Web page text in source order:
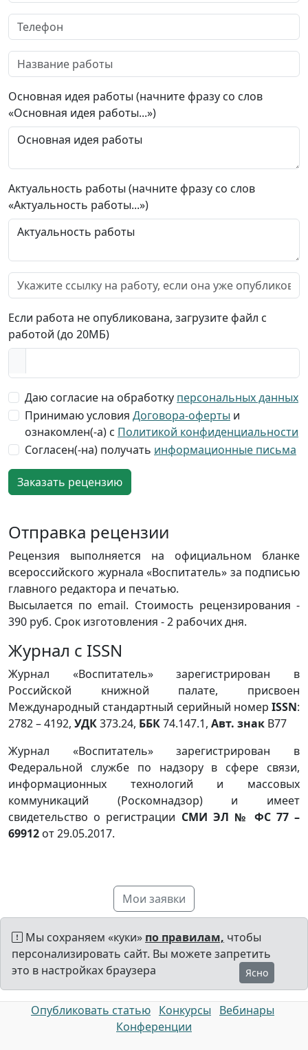
Основная идея работы (начните фразу со слов
«Основная идея работы...»)
Актуальность работы (начните фразу со слов
«Актуальность работы...»)
Если работа не опубликована, загрузите файл с
работой (до 20МБ)
Даю согласие на обработку персональных данных
Принимаю условия Договора-оферты и
ознакомлен(-а) с Политикой конфиденциальности
Согласен(-на) получать информационные письма
Отправка рецензии
Рецензия выполняется на официальном бланке
всероссийского журнала «Воспитатель» за подписью
главного редактора и печатью.
Высылается по email. Стоимость рецензирования -
390 руб. Срок изготовления - 2 рабочих дня.
Журнал с ISSN
Журнал «Воспитатель» зарегистрирован в
Российской книжной палате, присвоен
Международный стандартный серийный номер ISSN:
2782 – 4192, УДК373.24, ББК74.147.1, Авт. знак В77
Журнал «Воспитатель» зарегистрирован в
Федеральной службе по надзору в сфере связи,
информационных технологий и массовых
коммуникаций (Роскомнадзор) и имеет
свидетельство о регистрации СМИ ЭЛ № ФС 77 –
69912 от 29.05.2017.
Мои заявки
Мы сохраняем «куки» по правилам, чтобы
персонализировать сайт. Вы можете запретить
это в настройках браузера
Ясно
Опубликовать статью Конкурсы
Вебинары
Конференции